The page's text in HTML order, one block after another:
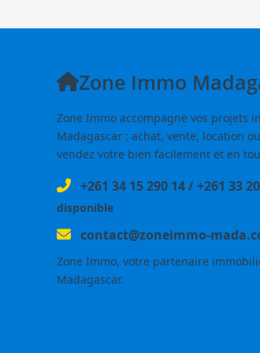
Zone Immo
Zone Immo accompagne vos projets
Madagascar : achat, vente, location
vendez votre bien facilement et en
+261 34 15 290 14/+261 33
disponible
contact@zoneimmo-
Zone Immo, votre partenaire
Madagascar.